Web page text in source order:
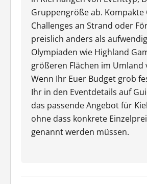
Gruppengröße ab.
Challenges an Strand oder
preislich anders als
Olympiaden wie Highland
größeren Flächen im Umland
Wenn Ihr Euer Budget grob
Ihr in den Eventdetails auf
das passende Angebot für
ohne dass konkrete
genannt werden müssen.